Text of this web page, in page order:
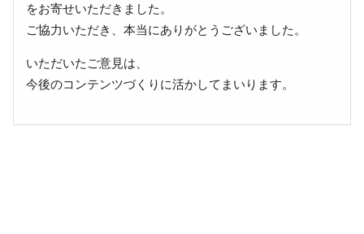
をお寄せいただきました。
ご協力いただき、本当にありがとうございました。
いただいたご意見は、
今後のコンテンツづくりに活かしてまいります。